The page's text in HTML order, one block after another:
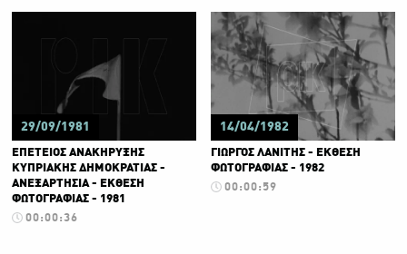
29/09/1981
ΕΠΕΤΕΙΟΣ ΑΝΑΚΗΡΥΞΗΣ
ΚΥΠΡΙΑΚΗΣ ΔΗΜΟΚΡΑΤΙΑΣ -
ΑΝΕΞΑΡΤΗΣΙΑ - ΕΚΘΕΣΗ
ΦΩΤΟΓΡΑΦΙΑΣ - 1981
00:00:36
14/04/1982
ΓΙΩΡΓΟΣ ΛΑΝΙΤΗΣ - ΕΚΘΕΣΗ
ΦΩΤΟΓΡΑΦΙΑΣ - 1982
00:00:59